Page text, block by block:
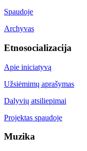
Spaudoje
Archyvas
Etnosocializacija
Apie iniciatyvą
Užsiėmimų aprašymas
Dalyvių atsiliepimai
Projektas spaudoje
Muzika